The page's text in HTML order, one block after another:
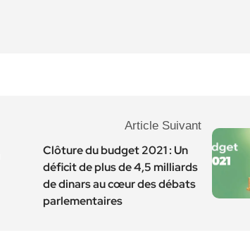
Article Suivant
Clôture du budget 2021 : Un
déficit de plus de 4,5 milliards
de dinars au cœur des débats
parlementaires